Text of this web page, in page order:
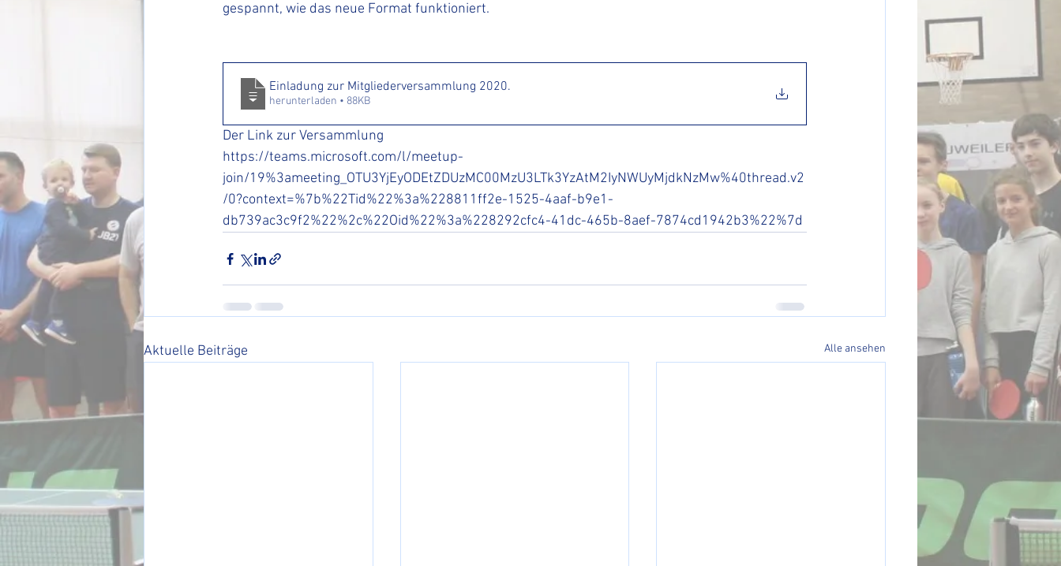
gespannt, wie das neue Format funktioniert.
Einladung zur Mitgliederversammlung 2020.
herunterladen • 88KB
Der Link zur Versammlung
https://teams.microsoft.com/l/meetup-
join/19%3ameeting_OTU3YjEyODEtZDUzMC00MzU3LTk3YzAtM2IyNWUyMjdkNzMw%40thread.v2
/0?context=%7b%22Tid%22%3a%228811ff2e-1525-4aaf-b9e1-
db739ac3c9f2%22%2c%22Oid%22%3a%228292cfc4-41dc-465b-8aef-7874cd1942b3%22%7d
Aktuelle Beiträge Alle ansehen